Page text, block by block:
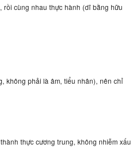
cùng nhau thực hành (dĩ bằng hữu
không phải là âm, tiểu nhân), nên chỉ
thực cương trung, không nhiễm xấu